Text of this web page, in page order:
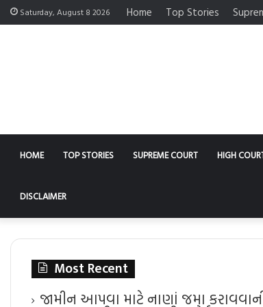
Saturday, August 8 2026 Home Top Stories
HOME TOP STORIES SUPREME COURT HIGH
DISCLAIMER
Most Recent
જામીન આપવા માટે નાણાં જમા